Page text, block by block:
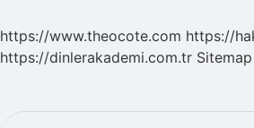
https://www.theocote.com https://
https://dinlerakademi.com.tr Sitemap